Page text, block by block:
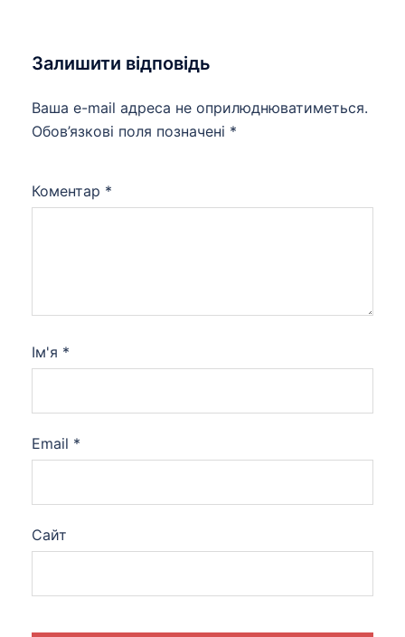
Залишити відповідь
Ваша e-mail адреса не оприлюднюватиметься.
Обов’язкові поля позначені *
Коментар *
Ім'я *
Email *
Сайт